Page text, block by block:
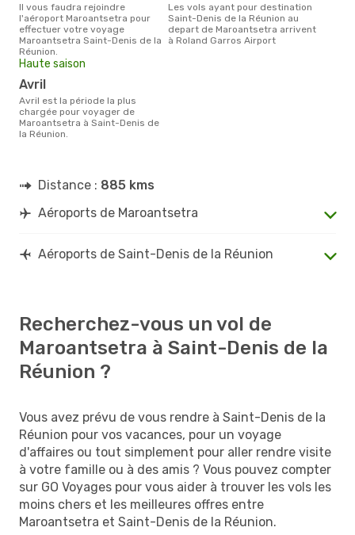
Il vous faudra rejoindre
l'aéroport Maroantsetra pour
effectuer votre voyage
Maroantsetra Saint-Denis de la
Réunion.
Les vols ayant pour destination
Saint-Denis de la Réunion au
depart de Maroantsetra arrivent
à Roland Garros Airport
Haute saison
avril
avril est la période la plus
chargée pour voyager de
Maroantsetra à Saint-Denis de
la Réunion.
Distance : 885 kms
Aéroports de Maroantsetra
Aéroports de Saint-Denis de la Réunion
Recherchez-vous un vol de
Maroantsetra à Saint-Denis de la
Réunion ?
Vous avez prévu de vous rendre à Saint-Denis de la
Réunion pour vos vacances, pour un voyage
d'affaires ou tout simplement pour aller rendre visite
à votre famille ou à des amis ? Vous pouvez compter
sur GO Voyages pour vous aider à trouver les vols les
moins chers et les meilleures offres entre
Maroantsetra et Saint-Denis de la Réunion.